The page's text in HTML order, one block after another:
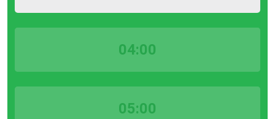
04:00
05:00